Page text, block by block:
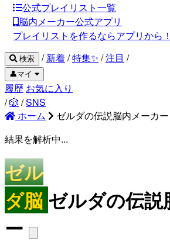
公式プレイリスト一覧
脳内メーカー公式アプリ
プレイリストを作るならアプリから！
検索 / 新着/特集✨ /注目 /
👤マイ
履歴 お気に入り
/🎲 /SNS
ホーム
ゼルダの伝説脳内メーカー
結果を解析中...
ゼル
ダ脳 ゼルダの伝説
ー